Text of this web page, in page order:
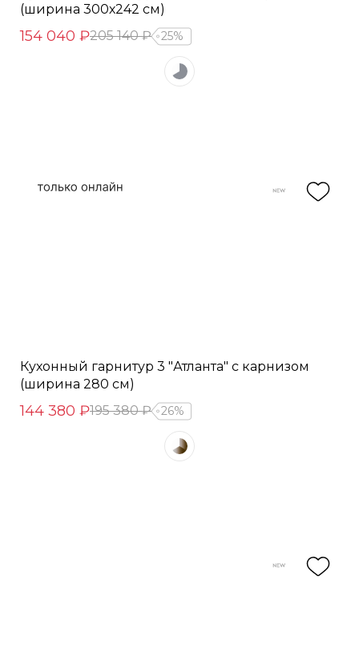
(ширина 300х242 см)
154 040 ₽205 140 ₽ 25%
Кухонный гарнитур 3 "Атланта" с карнизом
(ширина 280 см)
144 380 ₽195 380 ₽ 26%